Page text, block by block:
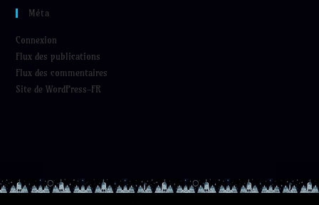
Méta
Connexion
Flux des publications
Flux des commentaires
Site de WordPress-FR